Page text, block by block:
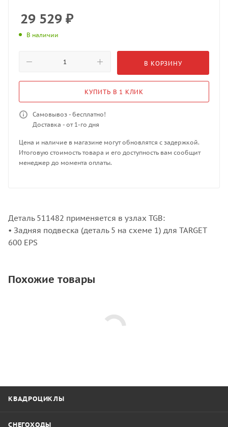
29 529 ₽
В наличии
В КОРЗИНУ
КУПИТЬ В 1 КЛИК
Самовывоз - бесплатно!
Доставка - от 1-го дня
Цена и наличие в магазине могут обновлятся с задержкой.
Итоговую стоимость товара и его доступность вам сообщит
менеджер до момента оплаты.
Деталь 511482 применяется в узлах TGB:
• Задняя подвеска (деталь 5 на схеме 1) для TARGET
600 EPS
Похожие товары
КВАДРОЦИКЛЫ
СНЕГОХОДЫ